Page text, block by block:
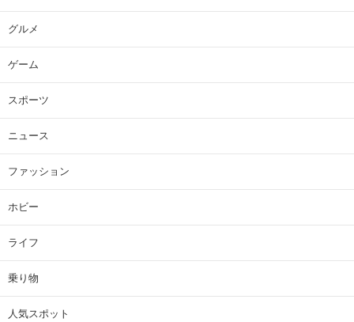
グルメ
ゲーム
スポーツ
ニュース
ファッション
ホビー
ライフ
乗り物
人気スポット